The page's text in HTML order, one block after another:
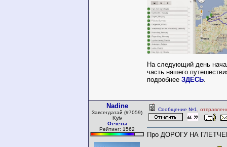
На следующий день
часть нашего
подробнее ЗДЕСЬ.
Nadine
Завсегдатай (#7059)
Kyiv
Отчеты
Рейтинг: 1562
Сообщение №1 ,
Про ДОРОГУ НА